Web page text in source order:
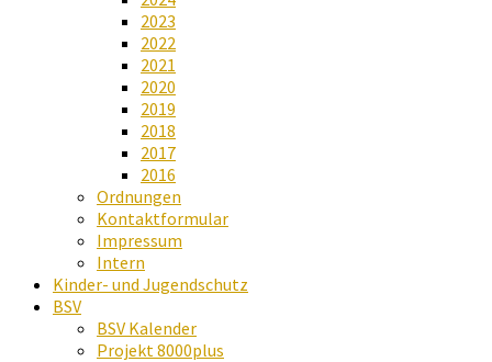
2023
2022
2021
2020
2019
2018
2017
2016
Ordnungen
Kontaktformular
Impressum
Intern
Kinder- und Jugendschutz
BSV
BSV Kalender
Projekt 8000plus